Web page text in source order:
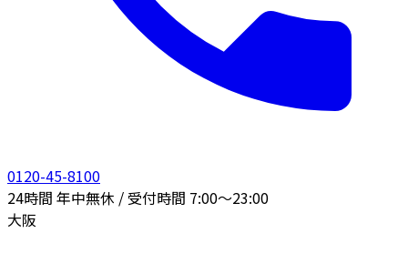
0120-45-8100
24時間 年中無休 / 受付時間 7:00〜23:00
大阪